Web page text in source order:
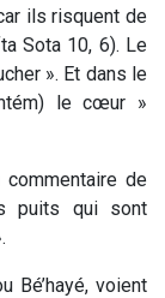
ils risquent de
Sota 10, 6). Le
». Et dans le
le cœur »
de
puits qui sont
Bé’hayé, voient